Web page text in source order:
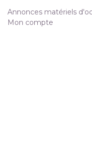
Annonces matériels
Mon compte